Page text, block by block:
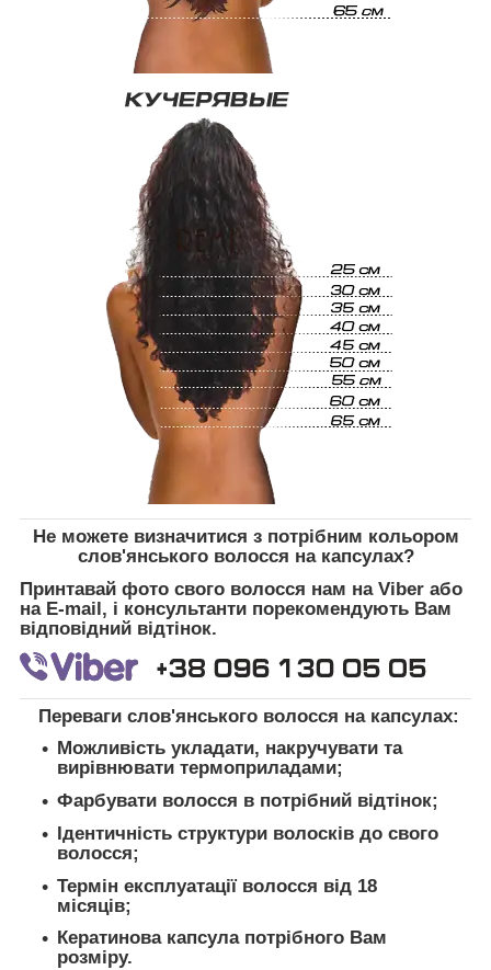
Не можете визначитися з потрібним кольором
слов'янського волосся на капсулах?
Принтавай фото свого волосся нам на Viber або
на E-mail, і консультанти порекомендують Вам
відповідний відтінок.
Переваги слов'янського волосся на капсулах:
Можливість укладати, накручувати та
вирівнювати термоприладами;
Фарбувати волосся в потрібний відтінок;
Ідентичність структури волосків до свого
волосся;
Термін експлуатації волосся від 18
місяців;
Кератинова капсула потрібного Вам
розміру.